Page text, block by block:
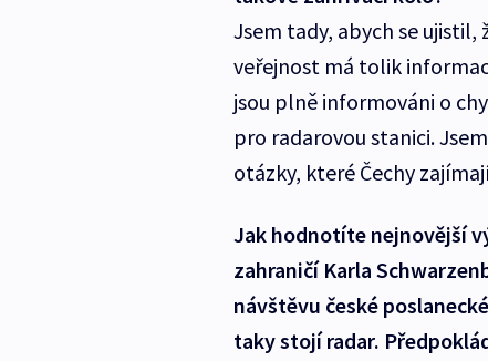
Jsem tady, abych se ujistil,
veřejnost má tolik
jsou plně informováni o
pro radarovou stanici.
otázky, které Čechy
Jak hodnotíte nejnovější
zahraničí Karla
návštěvu české
taky stojí radar.